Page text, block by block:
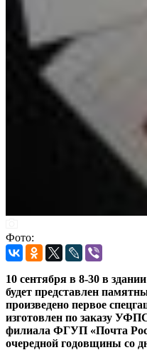
Фото:
10 сентября в 8-30 в
будет представлен
произведено первое
изготовлен по заказу
филиала ФГУП «Почта
очередной годовщины со